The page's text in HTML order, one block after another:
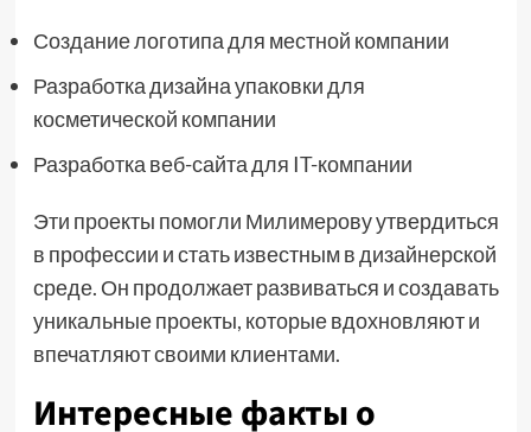
Создание логотипа для местной компании
Разработка дизайна упаковки для
косметической компании
Разработка веб-сайта для IT-компании
Эти проекты помогли Милимерову утвердиться
в профессии и стать известным в дизайнерской
среде. Он продолжает развиваться и создавать
уникальные проекты, которые вдохновляют и
впечатляют своими клиентами.
Интересные факты о